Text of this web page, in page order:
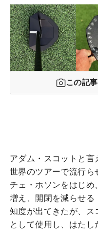
この記
アダム・スコットと言
世界のツアーで流行
チェ・ホソンをはじ
増え、開閉を減らせ
知度が出てきたが、ス
として使用し、はたし